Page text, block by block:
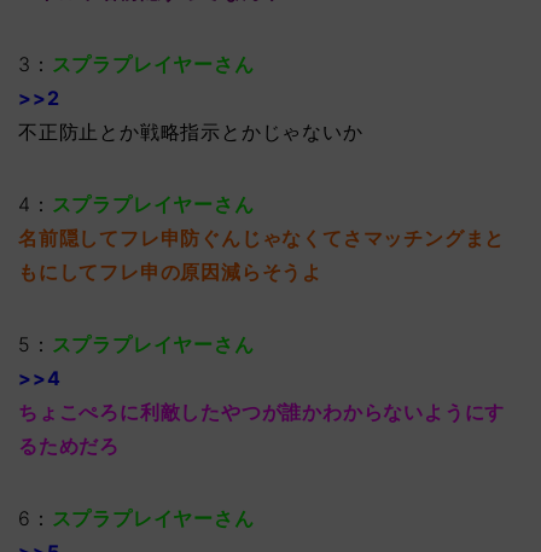
3： スプラプレイヤーさん
>>2
不正防止とか戦略指示とかじゃないか
4： スプラプレイヤーさん
名前隠してフレ申防ぐんじゃなくてさマッチングまと
もにしてフレ申の原因減らそうよ
5： スプラプレイヤーさん
>>4
ちょこぺろに利敵したやつが誰かわからないようにす
るためだろ
6： スプラプレイヤーさん